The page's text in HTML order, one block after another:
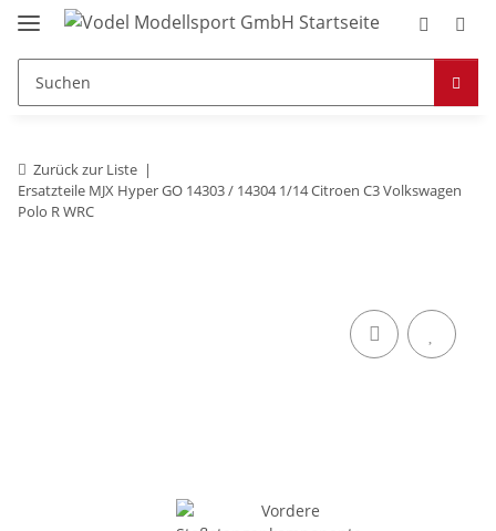
Zurück zur Liste
Ersatzteile MJX Hyper GO 14303 / 14304 1/14 Citroen C3 Volkswagen
Polo R WRC